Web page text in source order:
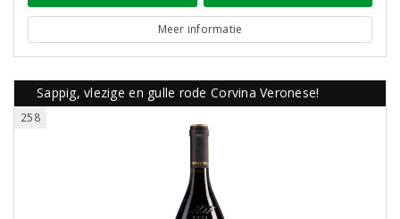
Meer informatie
Sappig, vlezige en gulle rode Corvina Veronese!
258